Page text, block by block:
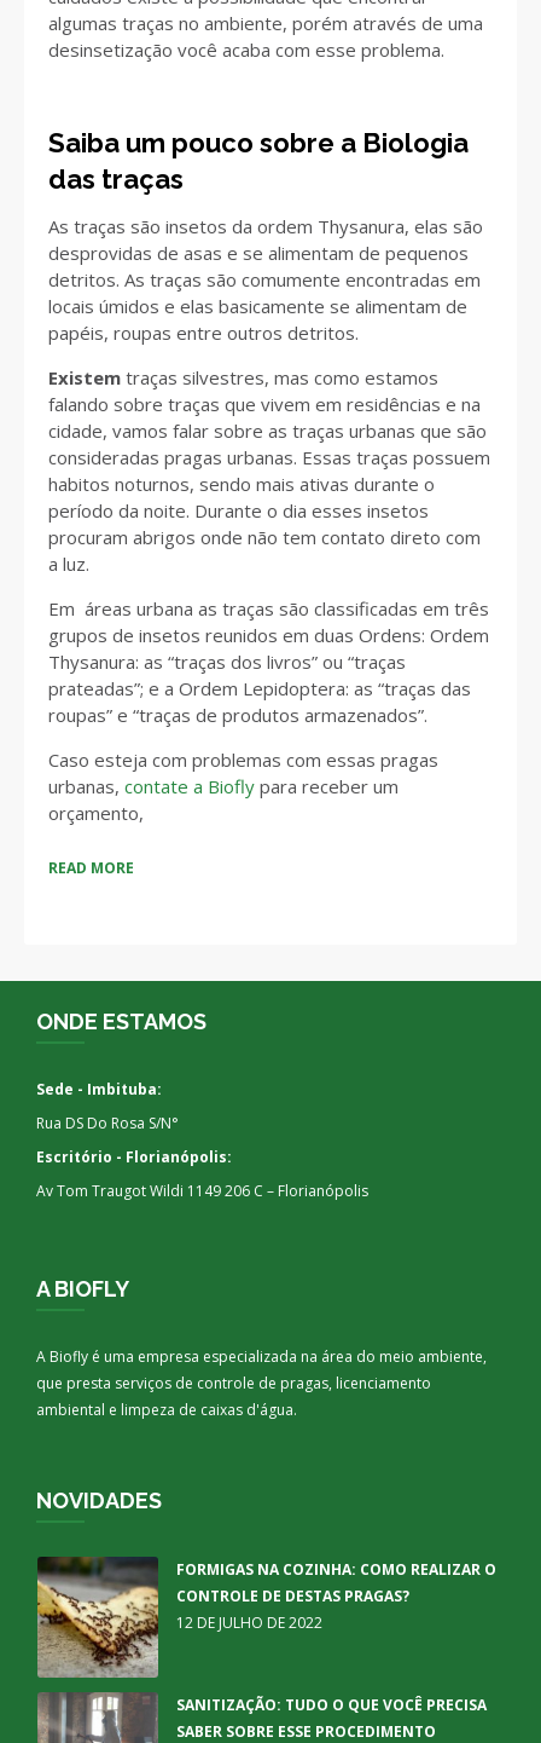
algumas traças no ambiente, porém através de uma
desinsetização você acaba com esse problema.
Saiba um pouco sobre a Biologia
das traças
As traças são insetos da ordem Thysanura, elas são
desprovidas de asas e se alimentam de pequenos
detritos. As traças são comumente encontradas em
locais úmidos e elas basicamente se alimentam de
papéis, roupas entre outros detritos.
Existem traças silvestres, mas como estamos
falando sobre traças que vivem em residências e na
cidade, vamos falar sobre as traças urbanas que são
consideradas pragas urbanas. Essas traças possuem
habitos noturnos, sendo mais ativas durante o
período da noite. Durante o dia esses insetos
procuram abrigos onde não tem contato direto com
a luz.
Em áreas urbana as traças são classificadas em três
grupos de insetos reunidos em duas Ordens: Ordem
Thysanura: as “traças dos livros” ou “traças
prateadas”; e a Ordem Lepidoptera: as “traças das
roupas” e “traças de produtos armazenados”.
Caso esteja com problemas com essas pragas
urbanas, contate a Biofly para receber um
orçamento,
READ MORE
ONDE ESTAMOS
Sede - Imbituba:
Rua DS Do Rosa S/N°
Escritório - Florianópolis:
Av Tom Traugot Wildi 1149 206 C – Florianópolis
A BIOFLY
A Biofly é uma empresa especializada na área do meio ambiente,
que presta serviços de controle de pragas, licenciamento
ambiental e limpeza de caixas d'água.
NOVIDADES
FORMIGAS NA COZINHA: COMO REALIZAR O
CONTROLE DE DESTAS PRAGAS?
12 DE JULHO DE 2022
SANITIZAÇÃO: TUDO O QUE VOCÊ PRECISA
SABER SOBRE ESSE PROCEDIMENTO